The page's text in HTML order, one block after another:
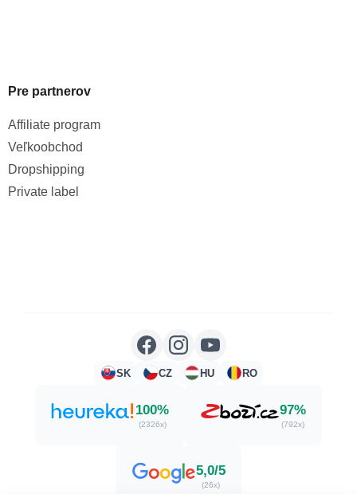
Pre partnerov
Affiliate program
Veľkoobchod
Dropshipping
Private label
SK CZ HU RO
100%
(2326x)
97%
(792x)
5,0/5
(26x)